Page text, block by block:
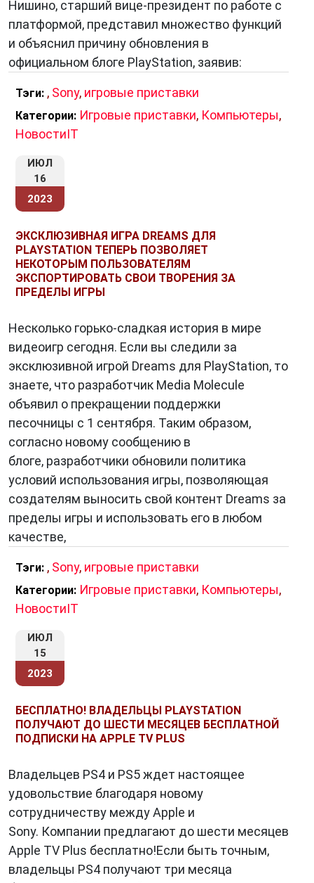
Нишино, старший вице-президент по работе с
платформой, представил множество функций
и объяснил причину обновления в
официальном блоге PlayStation, заявив:
Тэги: , Sony, игровые приставки
Категории: Игровые приставки, Компьютеры,
НовостиIT
ИЮЛ
16
2023
ЭКСКЛЮЗИВНАЯ ИГРА DREAMS ДЛЯ
PLAYSTATION ТЕПЕРЬ ПОЗВОЛЯЕТ
НЕКОТОРЫМ ПОЛЬЗОВАТЕЛЯМ
ЭКСПОРТИРОВАТЬ СВОИ ТВОРЕНИЯ ЗА
ПРЕДЕЛЫ ИГРЫ
Несколько горько-сладкая история в мире
видеоигр сегодня. Если вы следили за
эксклюзивной игрой Dreams для PlayStation, то
знаете, что разработчик Media Molecule
объявил о прекращении поддержки
песочницы с 1 сентября. Таким образом,
согласно новому сообщению в
блоге, разработчики обновили политика
условий использования игры, позволяющая
создателям выносить свой контент Dreams за
пределы игры и использовать его в любом
качестве,
Тэги: , Sony, игровые приставки
Категории: Игровые приставки, Компьютеры,
НовостиIT
ИЮЛ
15
2023
БЕСПЛАТНО! ВЛАДЕЛЬЦЫ PLAYSTATION
ПОЛУЧАЮТ ДО ШЕСТИ МЕСЯЦЕВ БЕСПЛАТНОЙ
ПОДПИСКИ НА APPLE TV PLUS
Владельцев PS4 и PS5 ждет настоящее
удовольствие благодаря новому
сотрудничеству между Apple и
Sony. Компании предлагают до шести месяцев
Apple TV Plus бесплатно!Если быть точным,
владельцы PS4 получают три месяца